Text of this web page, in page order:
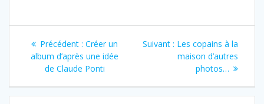
Précédent : Créer un
album d’après une idée
de Claude Ponti
Suivant : Les copains à la
maison d’autres
photos…